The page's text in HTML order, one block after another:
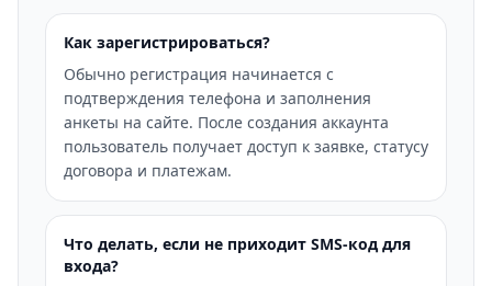
Как зарегистрироваться?
Обычно регистрация начинается с
подтверждения телефона и заполнения
анкеты на сайте. После создания аккаунта
пользователь получает доступ к заявке, статусу
договора и платежам.
Что делать, если не приходит SMS-код для
входа?